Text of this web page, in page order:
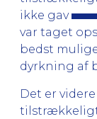
ikke gav
var taget
bedst
dyrkning af
Det er
tilstrækkeligt